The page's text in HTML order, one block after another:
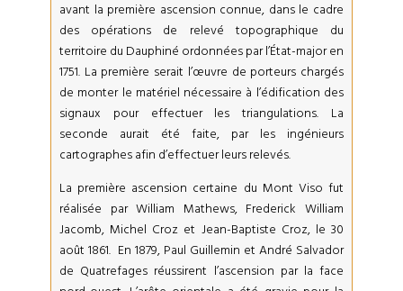
avant la première ascension connue, dans le cadre
des opérations de relevé topographique du
territoire du Dauphiné ordonnées par l’État-major en
1751. La première serait l’œuvre de porteurs chargés
de monter le matériel nécessaire à l’édification des
signaux pour effectuer les triangulations. La
seconde aurait été faite, par les ingénieurs
cartographes afin d’effectuer leurs relevés.
La première ascension certaine du Mont Viso fut
réalisée par William Mathews, Frederick William
Jacomb, Michel Croz et Jean-Baptiste Croz, le 30
août 1861. En 1879, Paul Guillemin et André Salvador
de Quatrefages réussirent l’ascension par la face